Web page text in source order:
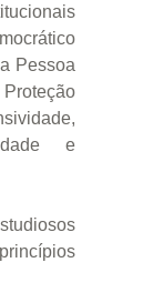
Pessoa
e